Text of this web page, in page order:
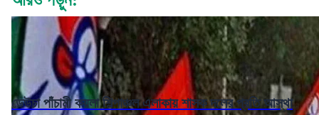
ডেউচা পাঁচামী কয়লা শিল্পাঞ্চল এলাকায় শাসক দলের প্রতি আস্থা